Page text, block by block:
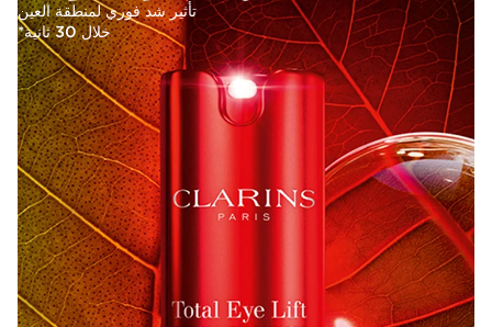
تأثير شد فوري لمنطقة العين
خلال 30 ثانية*